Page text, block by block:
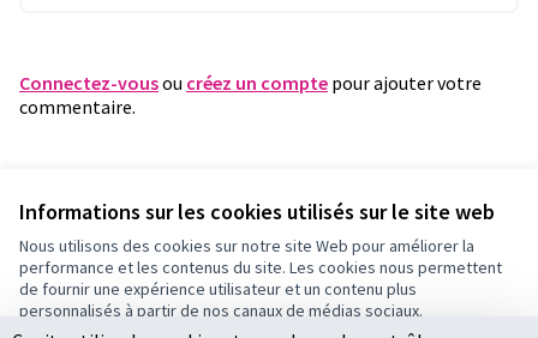
Informations sur les cookies utilisés sur le site web
Nous utilisons des cookies sur notre site Web pour améliorer la
performance et les contenus du site. Les cookies nous permettent
de fournir une expérience utilisateur et un contenu plus
personnalisés à partir de nos canaux de médias sociaux.
Connectez-vousou créez un compte pour ajouter votre
commentaire.
Vérifiez l'empreinte numérique
Conditions d'utilisation
Paramètres des cookies